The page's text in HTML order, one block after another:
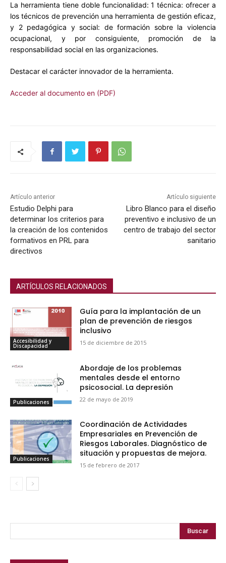
La herramienta tiene doble funcionalidad: 1 técnica: ofrecer a
los técnicos de prevención una herramienta de gestión eficaz,
y 2 pedagógica y social: de formación sobre la violencia
ocupacional, y por consiguiente, promoción de la
responsabilidad social en las organizaciones.
Destacar el carácter innovador de la herramienta.
Acceder al documento en (PDF)
Artículo anterior
Estudio Delphi para
determinar los criterios para
la creación de los contenidos
formativos en PRL para
directivos
Artículo siguiente
Libro Blanco para el diseño
preventivo e inclusivo de un
centro de trabajo del sector
sanitario
ARTÍCULOS RELACIONADOS
Accesibilidad y
Discapacidad
Guía para la implantación de un
plan de prevención de riesgos
inclusivo
15 de diciembre de 2015
Publicaciones
Abordaje de los problemas
mentales desde el entorno
psicosocial. La depresión
22 de mayo de 2019
Publicaciones
Coordinación de Actividades
Empresariales en Prevención de
Riesgos Laborales. Diagnóstico de
situación y propuestas de mejora.
15 de febrero de 2017
Buscar